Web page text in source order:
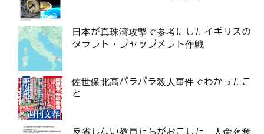
日本が真珠湾攻撃で参考にしたイギリスの
タラント・ジャッジメント作戦
佐世保北高バラバラ殺人事件でわかったこ
と
反省しない教員たちがおこした、人命を奪